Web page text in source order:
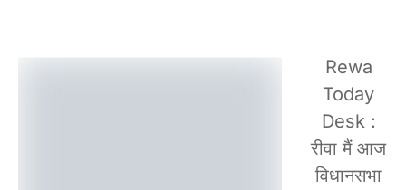
Rewa
Today
Desk :
रीवा मैं आज
विधानसभा